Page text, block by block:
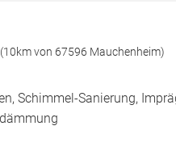
von 67596 Mauchenheim)
Schimmel-Sanierung,